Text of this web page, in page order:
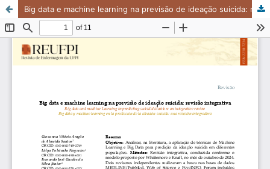
Big data e machine learning na previsão de ideação suicida: revisão integrativa